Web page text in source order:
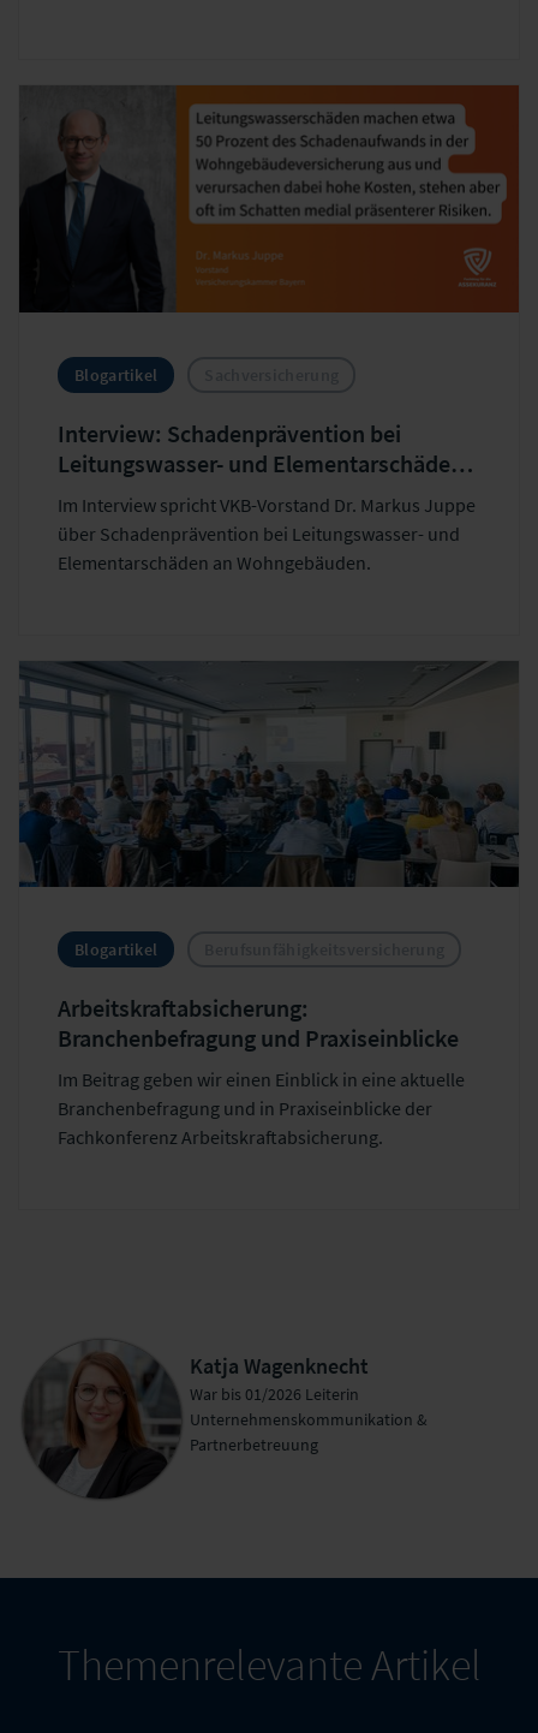
Blogartikel
Interview: Schadenprävention bei
Leitungswasser- und Elementarschäden
in der Wohngebäudeversicherung
Im Interview spricht VKB-Vorstand Dr. Markus Juppe
über Schadenprävention bei Leitungswasser- und
Elementarschäden an Wohngebäuden.
Blogartikel
Arbeitskraftabsicherung:
Branchenbefragung und Praxiseinblicke
Im Beitrag geben wir einen Einblick in eine aktuelle
Branchenbefragung und in Praxiseinblicke der
Fachkonferenz Arbeitskraftabsicherung.
Katja Wagenknecht
War bis 01/2026 Leiterin
Unternehmenskommunikation &
Partnerbetreuung
Themenrelevante Artikel